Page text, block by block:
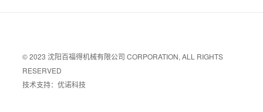
© 2023 沈阳百福得机械有限公司 CORPORATION, ALL RIGHTS
RESERVED
技术支持：优诺科技